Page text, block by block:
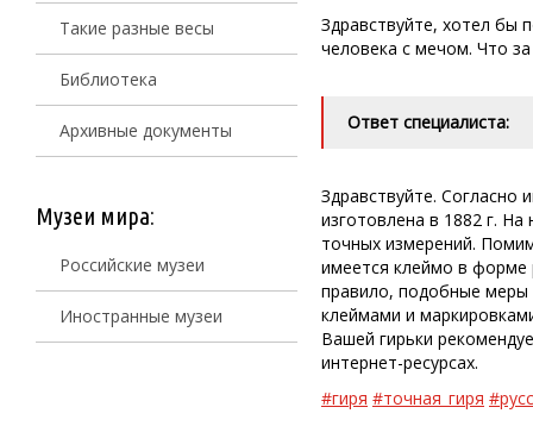
Такие разные весы
Библиотека
Архивные документы
Музеи мира:
Российские музеи
Иностранные музеи
Здравствуйте, хотел бы
человека с мечом. Что
Ответ специалиста:
Здравствуйте.
изготовлена в 1882 г.
точных измерений.
имеется клеймо в форме
правило, подобные меры
клеймами и
Вашей гирьки
интернет-ресурсах.
#гиря #точная_гиря